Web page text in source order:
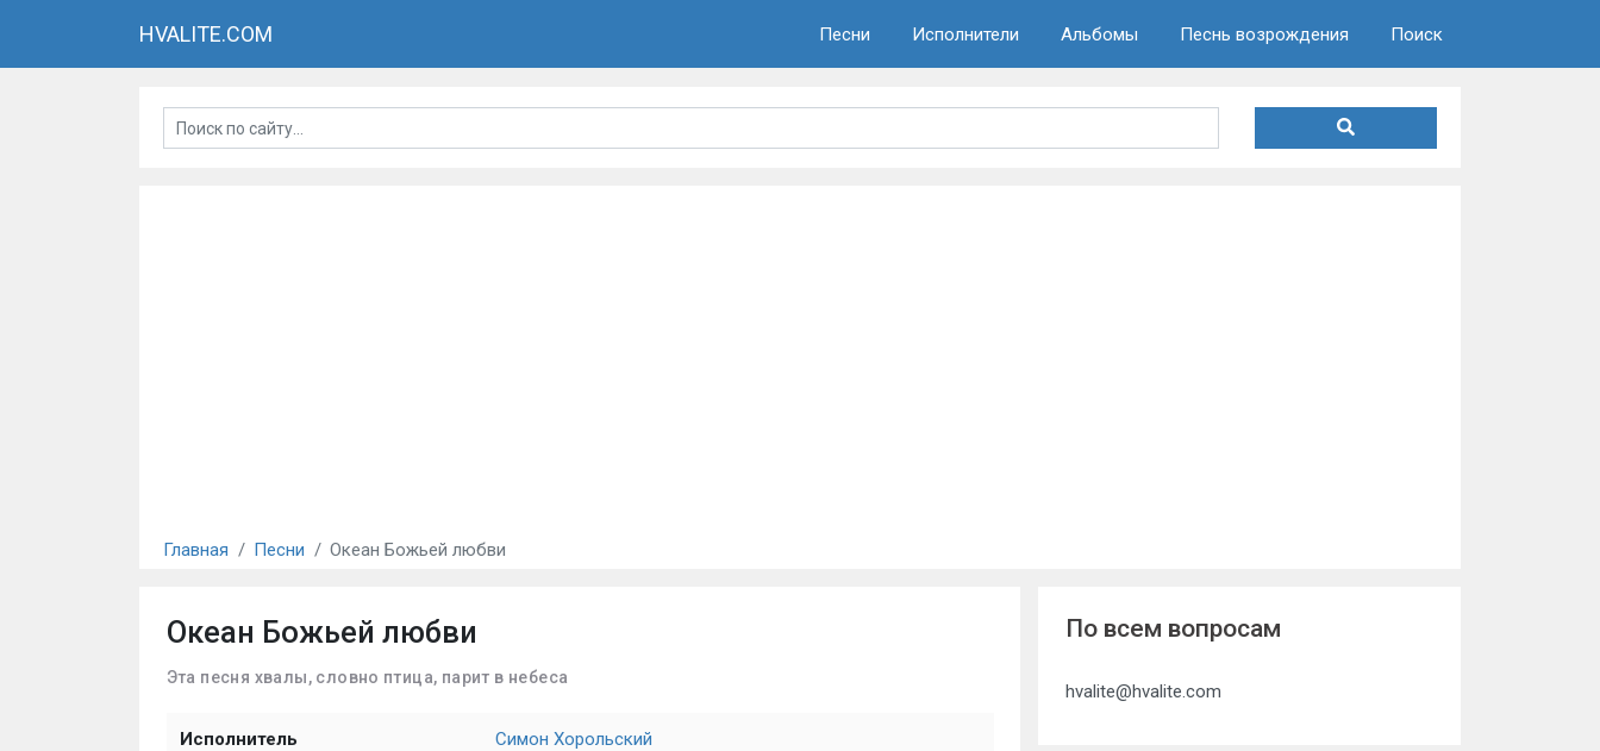
HVALITE.COM Песни Исполнители Альбомы Песнь возрождения Поиск
Главная Песни Океан Божьей любви
Океан Божьей любви
Эта песня хвалы, словно птица, парит в небеса
Исполнитель Симон Хорольский
По всем вопросам
hvalite@hvalite.com